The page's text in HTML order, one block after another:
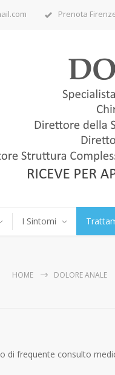
Prenota
I Sintomi
HOME DOLORE ANALE
di frequente consulto